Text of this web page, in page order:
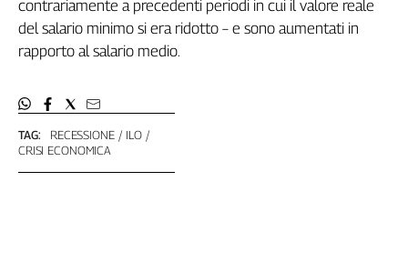
TAG: RECESSIONE
ILO
CRISI ECONOMICA
contrariamente a precedenti periodi in cui il valore reale
del salario minimo si era ridotto – e sono aumentati in
rapporto al salario medio.